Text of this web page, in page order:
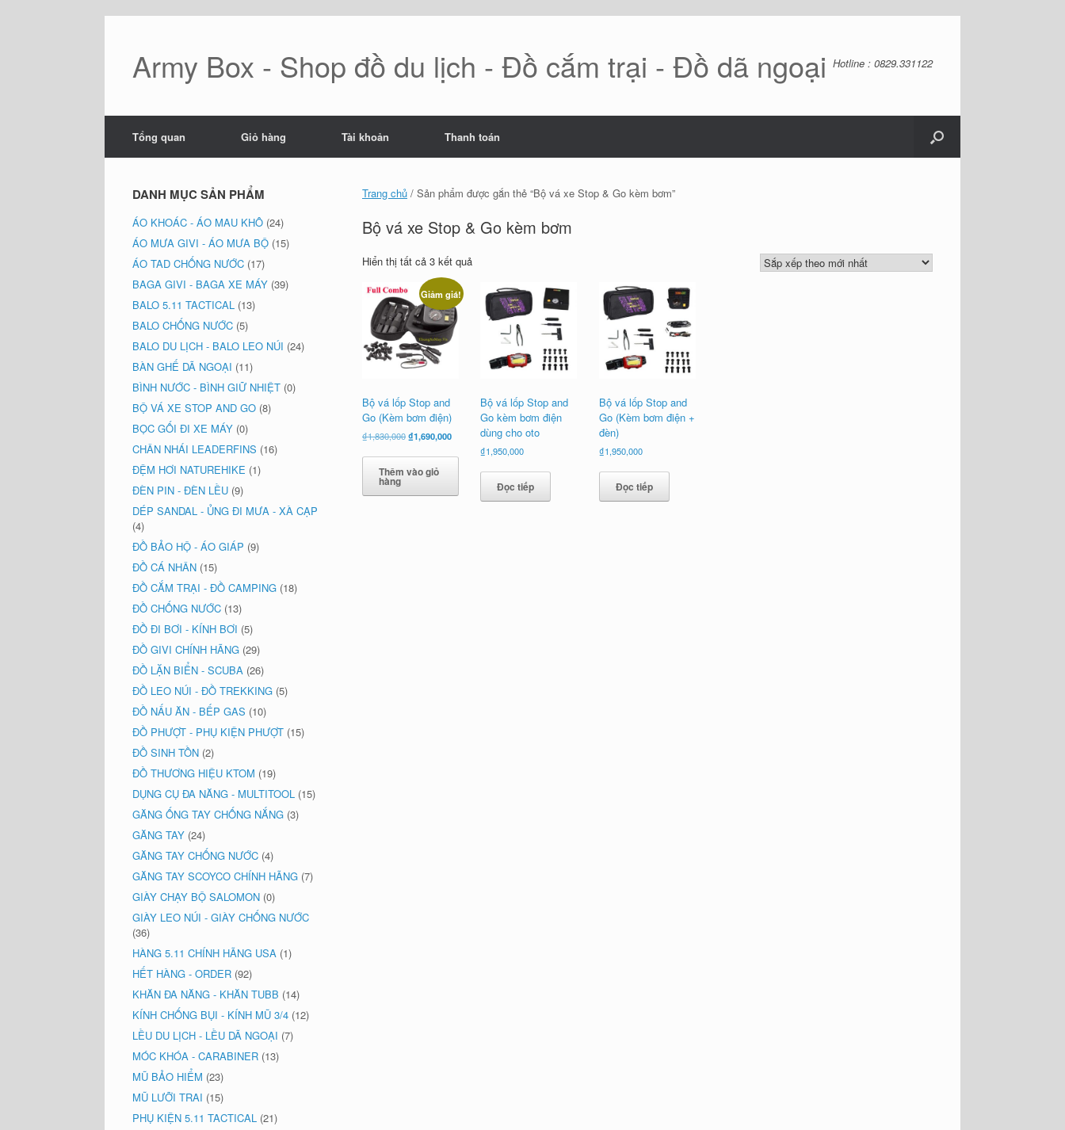
Army Box - Shop đồ du lịch - Đồ cắm trại - Đồ dã ngoại Hotline : 0829.331122
Tổng quan Giỏ hàng Tài khoản Thanh toán
Trang chủ / Sản phẩm được gắn thẻ “Bộ vá xe Stop & Go kèm bơm”
Bộ vá xe Stop & Go kèm bơm
Hiển thị tất cả 3 kết quảĐã
xếp
theo
mới
Giảm giá!
Bộ vá lốp Stop and
Go (Kèm bơm điện)
₫1,830,000Giá
là:
₫1,830,000.
₫1,690,000Giá
tại
₫1,690,000.
Thêm vào giỏ
hàng
Bộ vá lốp Stop and
Go kèm bơm điện
dùng cho oto
₫1,950,000
Đọc tiếp
Bộ vá lốp Stop and
Go (Kèm bơm điện +
đèn)
₫1,950,000
Đọc tiếp
DANH MỤC SẢN PHẨM
ÁO KHOÁC - ÁO MAU KHÔ (24)
ÁO MƯA GIVI - ÁO MƯA BỘ (15)
ÁO TAD CHỐNG NƯỚC (17)
BAGA GIVI - BAGA XE MÁY (39)
BALO 5.11 TACTICAL (13)
BALO CHỐNG NƯỚC (5)
BALO DU LỊCH - BALO LEO NÚI (24)
BÀN GHẾ DÃ NGOẠI (11)
BÌNH NƯỚC - BÌNH GIỮ NHIỆT (0)
BỘ VÁ XE STOP AND GO (8)
BỌC GỐI ĐI XE MÁY (0)
CHÂN NHÁI LEADERFINS (16)
ĐỆM HƠI NATUREHIKE (1)
ĐÈN PIN - ĐÈN LỀU (9)
DÉP SANDAL - ỦNG ĐI MƯA - XÀ CẠP
(4)
ĐỒ BẢO HỘ - ÁO GIÁP (9)
ĐỒ CÁ NHÂN (15)
ĐỒ CẮM TRẠI - ĐỒ CAMPING (18)
ĐỒ CHỐNG NƯỚC (13)
ĐỒ ĐI BƠI - KÍNH BƠI (5)
ĐỒ GIVI CHÍNH HÃNG (29)
ĐỒ LẶN BIỂN - SCUBA (26)
ĐỒ LEO NÚI - ĐỒ TREKKING (5)
ĐỒ NẤU ĂN - BẾP GAS (10)
ĐỒ PHƯỢT - PHỤ KIỆN PHƯỢT (15)
ĐỒ SINH TỒN (2)
ĐỒ THƯƠNG HIỆU KTOM (19)
DỤNG CỤ ĐA NĂNG - MULTITOOL (15)
GĂNG ỐNG TAY CHỐNG NẮNG (3)
GĂNG TAY (24)
GĂNG TAY CHỐNG NƯỚC (4)
GĂNG TAY SCOYCO CHÍNH HÃNG (7)
GIÀY CHẠY BỘ SALOMON (0)
GIÀY LEO NÚI - GIÀY CHỐNG NƯỚC
(36)
HÀNG 5.11 CHÍNH HÃNG USA (1)
HẾT HÀNG - ORDER (92)
KHĂN ĐA NĂNG - KHĂN TUBB (14)
KÍNH CHỐNG BỤI - KÍNH MŨ 3/4 (12)
LỀU DU LỊCH - LỀU DÃ NGOẠI (7)
MÓC KHÓA - CARABINER (13)
MŨ BẢO HIỂM (23)
MŨ LƯỠI TRAI (15)
PHỤ KIỆN 5.11 TACTICAL (21)